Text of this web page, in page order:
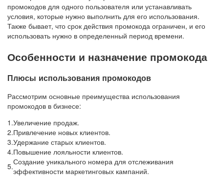
промокодов для одного пользователя или устанавливать
условия, которые нужно выполнить для его использования.
Также бывает, что срок действия промокода ограничен, и его
использовать нужно в определенный период времени.
Особенности и назначение промокода
Плюсы использования промокодов
Рассмотрим основные преимущества использования
промокодов в бизнесе:
1.Увеличение продаж.
2.Привлечение новых клиентов.
3.Удержание старых клиентов.
4.Повышение лояльности клиентов.
5.Создание уникального номера для отслеживания
эффективности маркетинговых кампаний.